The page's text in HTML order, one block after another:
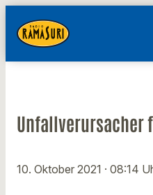
Unfallverursacher
10. Oktober 2021 · 08:14